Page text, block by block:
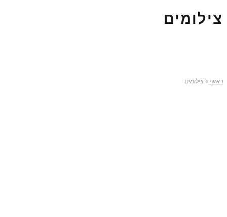
ראשי » צילומים
צילומים